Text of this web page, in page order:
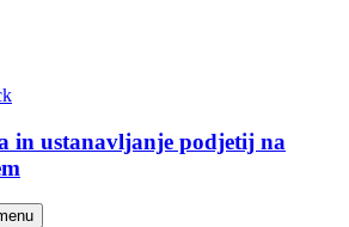
in ustanavljanje podjetij na